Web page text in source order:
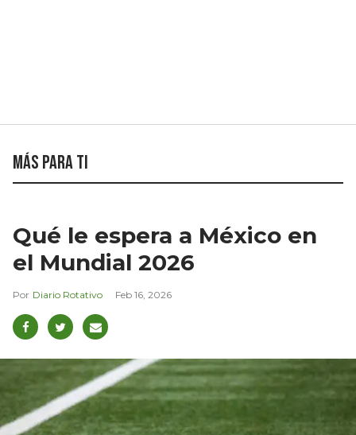
Más para ti
Qué le espera a México en
el Mundial 2026
Diario Rotativo Feb 16, 2026